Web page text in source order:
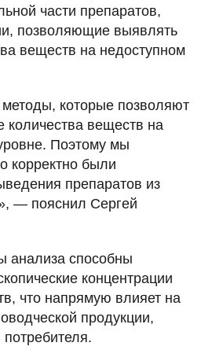
части препаратов,
позволяющие выявлять
веществ на недоступном
которые позволяют
количества веществ на
Поэтому мы
корректно были
препаратов из
— пояснил Сергей
анализа способны
концентрации
что напрямую влияет на
продукции,